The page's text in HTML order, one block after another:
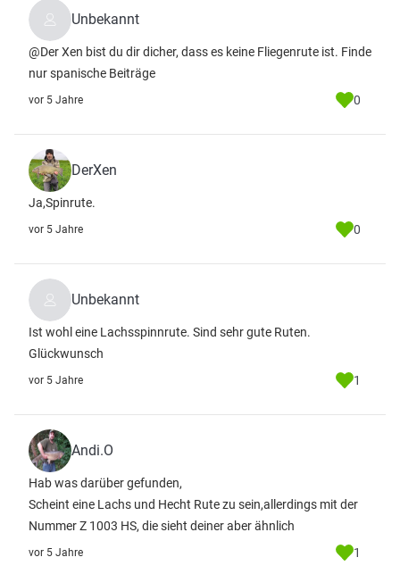
Unbekannt
@Der Xen bist du dir dicher, dass es keine Fliegenrute ist. Finde
nur spanische Beiträge
vor 5 Jahre 0
DerXen
Ja,Spinrute.
vor 5 Jahre 0
Unbekannt
Ist wohl eine Lachsspinnrute. Sind sehr gute Ruten.
Glückwunsch
vor 5 Jahre 1
Andi.O
Hab was darüber gefunden,
Scheint eine Lachs und Hecht Rute zu sein,allerdings mit der
Nummer Z 1003 HS, die sieht deiner aber ähnlich
vor 5 Jahre 1